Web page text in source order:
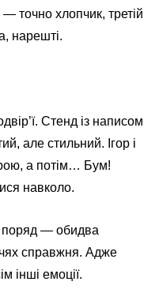
точно хлопчик, третій
нарешті.
Стенд із написом
але стильний. Ігор і
а потім… Бум!
навколо.
поряд — обидва
справжня. Адже
інші емоції.